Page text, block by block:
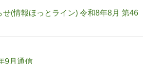
(情報ほっとライン) 令和8年8月 第46
9月通信